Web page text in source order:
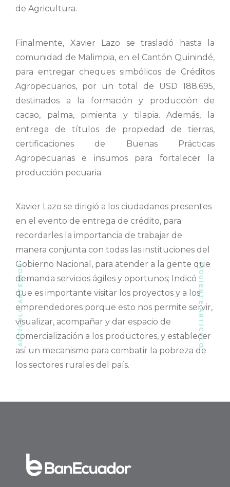
de Agricultura.
Finalmente, Xavier Lazo se trasladó hasta la
comunidad de Malimpia, en el Cantón Quinindé,
para entregar cheques simbólicos de Créditos
Agropecuarios, por un total de USD 188.695,
destinados a la formación y producción de
cacao, palma, pimienta y tilapia. Además, la
entrega de títulos de propiedad de tierras,
certificaciones de Buenas Prácticas
Agropecuarias e insumos para fortalecer la
producción pecuaria.
Xavier Lazo se dirigió a los ciudadanos presentes
en el evento de entrega de crédito, para
recordarles la importancia de trabajar de
manera conjunta con todas las instituciones del
Gobierno Nacional, para atender a la gente que
demanda servicios ágiles y oportunos; Indicó
que es importante visitar los proyectos y a los
emprendedores porque esto nos permite servir,
visualizar, acompañar y dar espacio de
comercialización a los productores, y establecer
así un mecanismo para combatir la pobreza de
los sectores rurales del país.
ARTÍCULO ANTERIOR SIGUIENTE ARTÍCULO